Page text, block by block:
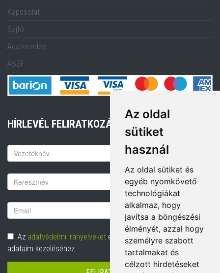
Az oldal
sütiket
használ
Az oldal sütiket és
egyéb nyomkövető
technológiákat
alkalmaz, hogy
javítsa a böngészési
élményét, azzal hogy
személyre szabott
tartalmakat és
célzott hirdetéseket
Kapcsolat
Sajtó
Adatkezelés
ÁSZF
HÍRLEVÉL FELIRATKOZÁS
Keresztnév
Vezetéknév
Email
cím
Adatvédelem
Az adatvédelmi irányelveket elolvastam és hozzájárulok
adataim kezeléséhez.